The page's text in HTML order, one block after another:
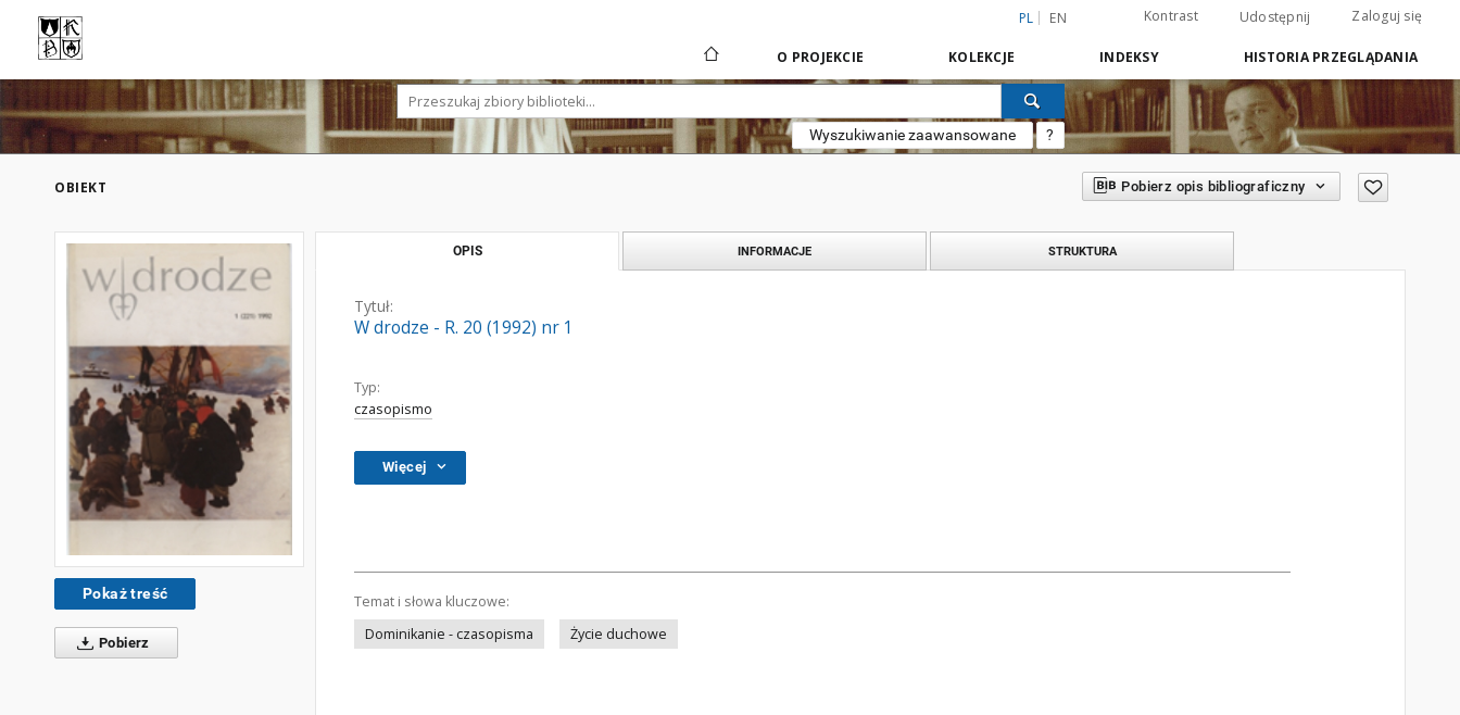
PL EN Kontrast Udostępnij Zaloguj się
O PROJEKCIE KOLEKCJE INDEKSY HISTORIA PRZEGLĄDANIA
Wyszukiwanie zaawansowane ?
OBIEKT Pobierz opis bibliograficzny
Pokaż treść
Pobierz
OPIS INFORMACJE STRUKTURA
Tytuł:
W drodze - R. 20 (1992) nr 1
Typ:
czasopismo
Więcej
Temat i słowa kluczowe:
Dominikanie - czasopisma
Życie duchowe